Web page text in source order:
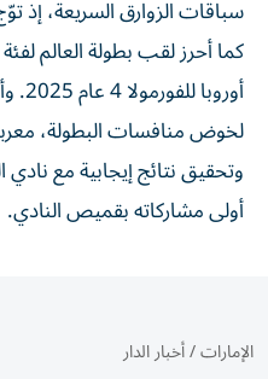
سباقات الزوارق السريعة، إذ
لخوض منافسات البطولة،
وتحقيق نتائج إيجابية مع
أولى مشاركاته بقميص النادي.
الإمارات/أخبار الدار